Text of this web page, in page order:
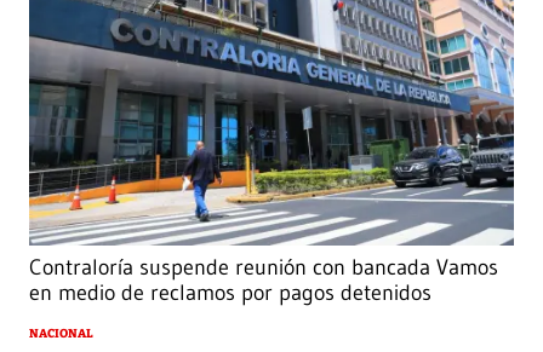
Contraloría suspende reunión con bancada Vamos
en medio de reclamos por pagos detenidos
NACIONAL